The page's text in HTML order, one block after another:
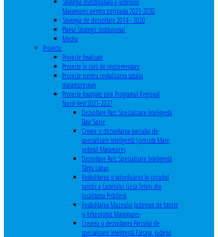
Maramureș pentru perioada 2021-2030
Strategia de dezvoltare 2014 - 2020
Planul Strategic Instituţional
Mediu
Proiecte
Proiecte finalizate
Proiecte în curs de implementare
Proiecte pentru revitalizarea satului
maramureşean
Proiecte finanțate prin Programul Regional
Nord-Vest 2021-2027
Dezvoltare Parc Specializare Inteligentă
Baia Sprie
Creare și dezvoltarea parcului de
specializare inteligentă Șomcuta Mare,
județul Maramureș
Dezvoltare Parc Specializare Inteligentă
Târgu Lăpuș
Reabilitarea și valorificarea în circuitul
turistic a Castelului Geza Teleki din
localitatea Pribilești
Reabilitarea Muzeului Județean de Istorie
și Arheologie Maramureș
Crearea și dezvoltarea Parcului de
specializare inteligentă Fărcașa, județul